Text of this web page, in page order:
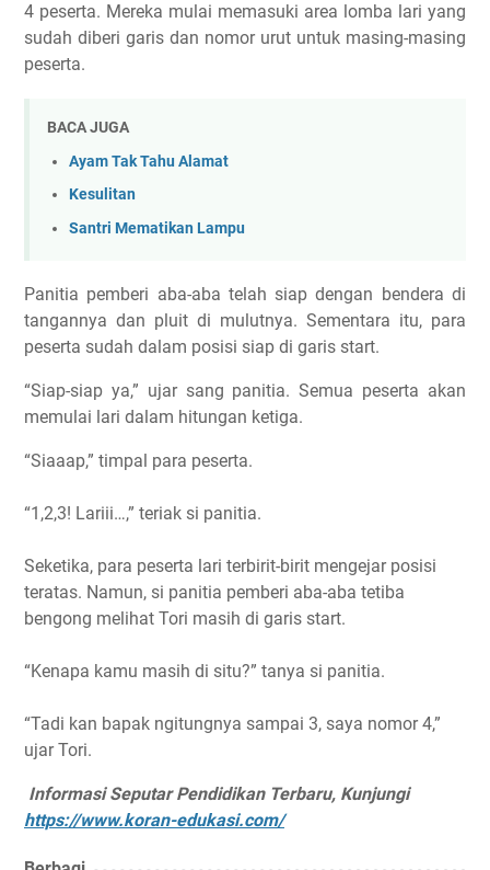
4 peserta. Mereka mulai memasuki area lomba lari yang
sudah diberi garis dan nomor urut untuk masing-masing
peserta.
BACA JUGA
Ayam Tak Tahu Alamat
Kesulitan
Santri Mematikan Lampu
Panitia pemberi aba-aba telah siap dengan bendera di
tangannya dan pluit di mulutnya. Sementara itu, para
peserta sudah dalam posisi siap di garis start.
“Siap-siap ya,” ujar sang panitia. Semua peserta akan
memulai lari dalam hitungan ketiga.
“Siaaap,” timpal para peserta.
“1,2,3! Lariii…,” teriak si panitia.
Seketika, para peserta lari terbirit-birit mengejar posisi
teratas. Namun, si panitia pemberi aba-aba tetiba
bengong melihat Tori masih di garis start.
“Kenapa kamu masih di situ?” tanya si panitia.
“Tadi kan bapak ngitungnya sampai 3, saya nomor 4,”
ujar Tori.
Informasi Seputar Pendidikan Terbaru, Kunjungi
https://www.koran-edukasi.com/